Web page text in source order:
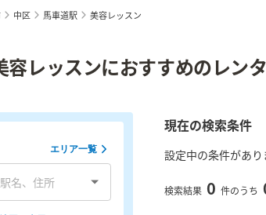
中区 馬車道駅 美容レッスン
容レッスンにおすすめのレン
現在の検索条件
設定中の条件があり
検索結果 0 件のうち
エリア一覧